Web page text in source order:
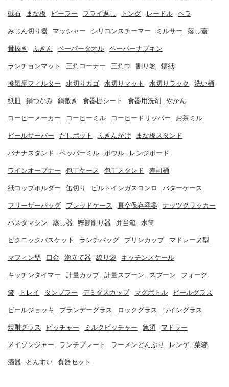
砥石 まな板 ピーラー フライ返し トング レードル ヘラ
みじん切り器 マッシャー シリコンスチーマー ミルサー 落し蓋
骨抜き ふきん ペーパータオル ペーパーナプキン
ランチョンマット 三角コーナー 三角巾 割り箸 懐紙
換気扇フィルター 水切りカゴ 水切りマット 水切りラック 洗い桶
紙皿 鍋つかみ 鍋敷き 食器棚シート 食器用洗剤 やかん
コーヒーメーカー コーヒーミル コーヒードリッパー お茶ミル
ビールサーバー だしポット ふきんかけ まな板スタンド
バナナスタンド ペッパーミル ボウル レンジボード
ワインオープナー 包丁ケース 包丁スタンド 寿司桶
紙コップホルダー 缶切り ビルトインガスコンロ バターケース
フリーザーバッグ ブレッドケース 真空保存容器 ナッツクラッカー
パスタマシン 蒸し器 鰹節削り器 弁当箱 水筒
ピクニックバスケット ランチバッグ プリンカップ マドレーヌ型
マフィン型 口金 泡立て器 絞り袋 キッチンスケール
キッチンタイマー 計量カップ 計量スプーン スプーン フォーク
箸 トレイ タンブラー デミタスカップ マグボトル ビールグラス
ビールジョッキ ブランデーグラス ロックグラス ワイングラス
焼酎グラス ピッチャー ミルクピッチャー 急須 マドラー
メイソンジャー ランチプレート ラーメンどんぶり レンゲ 菜箸
酒器 とんすい 食器セット